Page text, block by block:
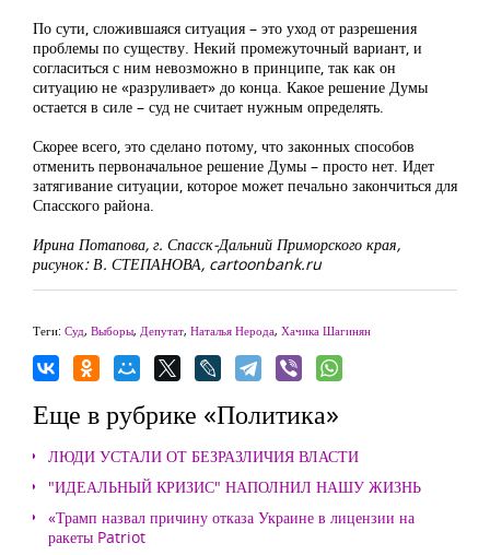
По сути, сложившаяся ситуация – это уход от разрешения
проблемы по существу. Некий промежуточный вариант, и
согласиться с ним невозможно в принципе, так как он
ситуацию не «разруливает» до конца. Какое решение Думы
остается в силе – суд не считает нужным определять.
Скорее всего, это сделано потому, что законных способов
отменить первоначальное решение Думы – просто нет. Идет
затягивание ситуации, которое может печально закончиться для
Спасского района.
Ирина Потапова, г. Спасск-Дальний Приморского края,
рисунок: В. СТЕПАНОВА, cartoonbank.ru
Теги: Суд, Выборы, Депутат, Наталья Нерода, Хачика Шагинян
Еще в рубрике «Политика»
ЛЮДИ УСТАЛИ ОТ БЕЗРАЗЛИЧИЯ ВЛАСТИ
"ИДЕАЛЬНЫЙ КРИЗИС" НАПОЛНИЛ НАШУ ЖИЗНЬ
«Трамп назвал причину отказа Украине в лицензии на
ракеты Patriot